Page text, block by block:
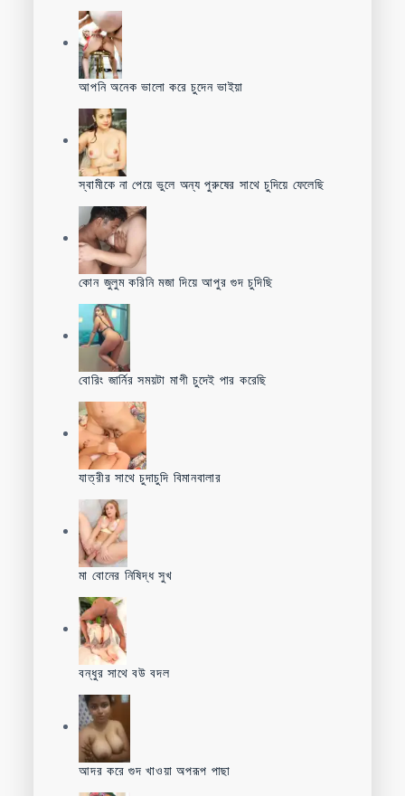
আপনি অনেক ভালো করে চুদেন ভাইয়া
স্বামীকে না পেয়ে ভুলে অন্য পুরুষের সাথে চুদিয়ে ফেলেছি
কোন জুলুম করিনি মজা দিয়ে আপুর গুদ চুদিছি
বোরিং জার্নির সময়টা মাগী চুদেই পার করেছি
যাত্রীর সাথে চুদাচুদি বিমানবালার
মা বোনের নিষিদ্ধ সুখ
বন্ধুর সাথে বউ বদল
আদর করে গুদ খাওয়া অপরূপ পাছা